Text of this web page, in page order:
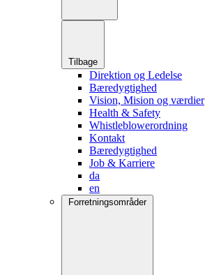
Tilbage
Direktion og Ledelse
Bæredygtighed
Vision, Mision og værdier
Health & Safety
Whistleblowerordning
Kontakt
Bæredygtighed
Job & Karriere
da
en
Forretningsområder